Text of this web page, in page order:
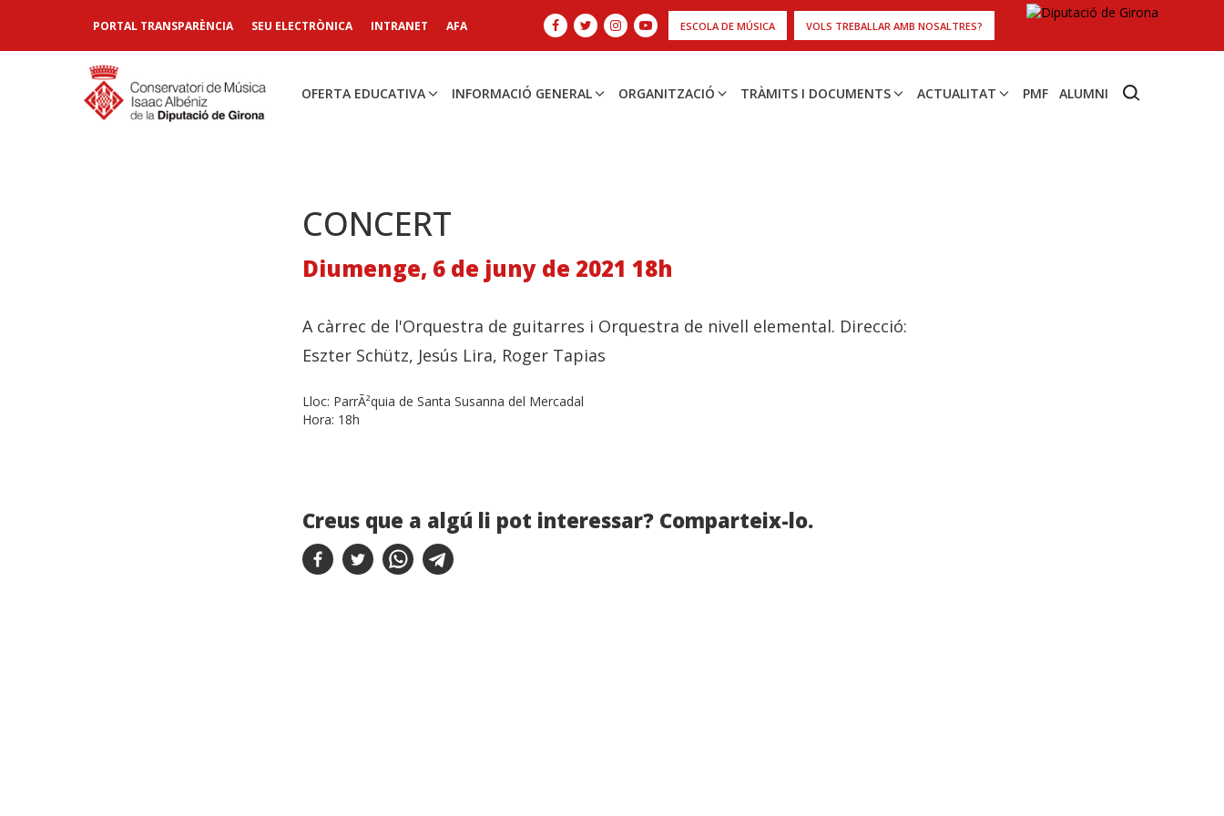
PORTAL TRANSPARÈNCIA SEU ELECTRÒNICA INTRANET AFA ESCOLA DE MÚSICA VOLS TREBALLAR AMB NOSALTRES?
OFERTA EDUCATIVA INFORMACIÓ GENERAL ORGANITZACIÓ TRÀMITS I DOCUMENTS ACTUALITAT PMF ALUMNI
CONCERT
Diumenge, 6 de juny de 2021 18h
A càrrec de l'Orquestra de guitarres i Orquestra de nivell elemental. Direcció:
Eszter Schütz, Jesús Lira, Roger Tapias
Lloc: ParrÃ²quia de Santa Susanna del Mercadal
Hora: 18h
Creus que a algú li pot interessar? Comparteix-lo.